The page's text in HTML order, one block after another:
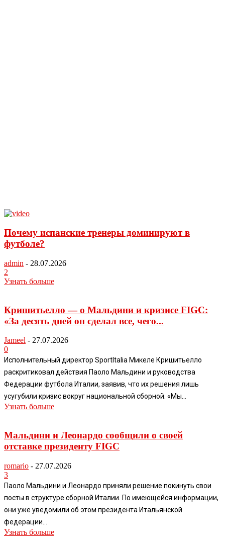
Почему испанские тренеры доминируют в
футболе?
admin - 28.07.2026
2
Узнать больше
Кришитьелло — о Мальдини и кризисе FIGC:
«За десять дней он сделал все, чего...
Jameel - 27.07.2026
0
Исполнительный директор SportItalia Микеле Кришитьелло
раскритиковал действия Паоло Мальдини и руководства
Федерации футбола Италии, заявив, что их решения лишь
усугубили кризис вокруг национальной сборной. «Мы...
Узнать больше
Мальдини и Леонардо сообщили о своей
отставке президенту FIGC
romario - 27.07.2026
3
Паоло Мальдини и Леонардо приняли решение покинуть свои
посты в структуре сборной Италии. По имеющейся информации,
они уже уведомили об этом президента Итальянской
федерации...
Узнать больше